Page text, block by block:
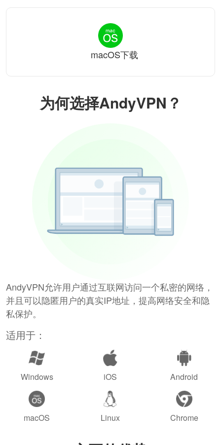
为何选择AndyVPN？
AndyVPN允许用户通过互联网访问一个私密的网络，
并且可以隐匿用户的真实IP地址，提高网络安全和隐
私保护。
适用于：
Windows iOS Android
macOS Linux Chrome
macOS下载